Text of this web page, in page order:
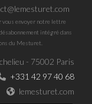
vous envoyer notre lettre
intégré dans
du Mesturet.
- 75002 Paris
+331 42 97 40 68
lemesturet.com